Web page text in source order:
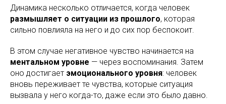
Динамика несколько отличается, когда человек
размышляет о ситуации из прошлого, которая
сильно повлияла на него и до сих пор беспокоит.
В этом случае негативное чувство начинается на
ментальном уровне — через воспоминания. Затем
оно достигает эмоционального уровня: человек
вновь переживает те чувства, которые ситуация
вызвала у него когда-то, даже если это было давно.